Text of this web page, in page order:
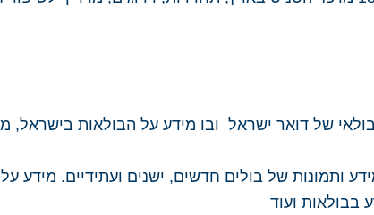
של דואר ישראל ובו מידע על הבולאות בישראל,
ותמונות של בולים חדשים, ישנים ועתידיים. מידע על
בבולאות ועוד